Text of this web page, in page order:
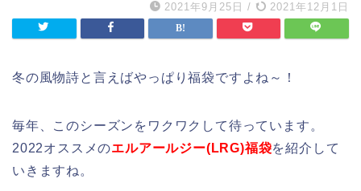
2021年9月25日 / 2021年12月1日
冬の風物詩と言えばやっぱり福袋ですよね～！
毎年、このシーズンをワクワクして待っています。
2022オススメのエルアールジー(LRG)福袋を紹介して
いきますね。